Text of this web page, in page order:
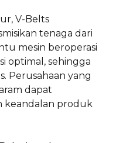
V-Belts
tenaga dari
mesin beroperasi
optimal, sehingga
Perusahaan yang
dapat
keandalan produk